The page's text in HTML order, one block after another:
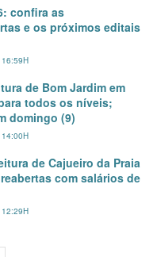
confira as
e os próximos editais
de Bom Jardim em
todos os níveis;
domingo (9)
de Cajueiro da Praia
com salários de